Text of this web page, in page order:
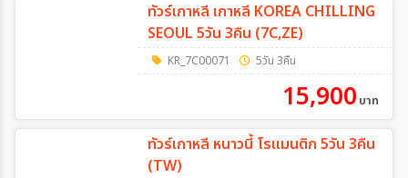
ทัวร์เกาหลี เกาหลี KOREA CHILLING
SEOUL 5วัน 3คืน (7C,ZE)
KR_7C00071 5วัน 3คืน
15,900 บาท
ทัวร์เกาหลี หนาวนี้ โรแมนติก 5วัน 3คืน
(TW)